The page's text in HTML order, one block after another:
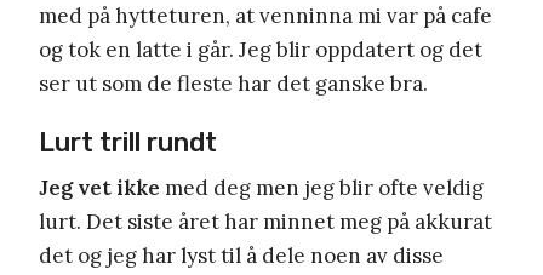
med på hytteturen, at venninna mi var på cafe
og tok en latte i går. Jeg blir oppdatert og det
ser ut som de fleste har det ganske bra.
Lurt trill rundt
Jeg vet ikke med deg men jeg blir ofte veldig
lurt. Det siste året har minnet meg på akkurat
det og jeg har lyst til å dele noen av disse